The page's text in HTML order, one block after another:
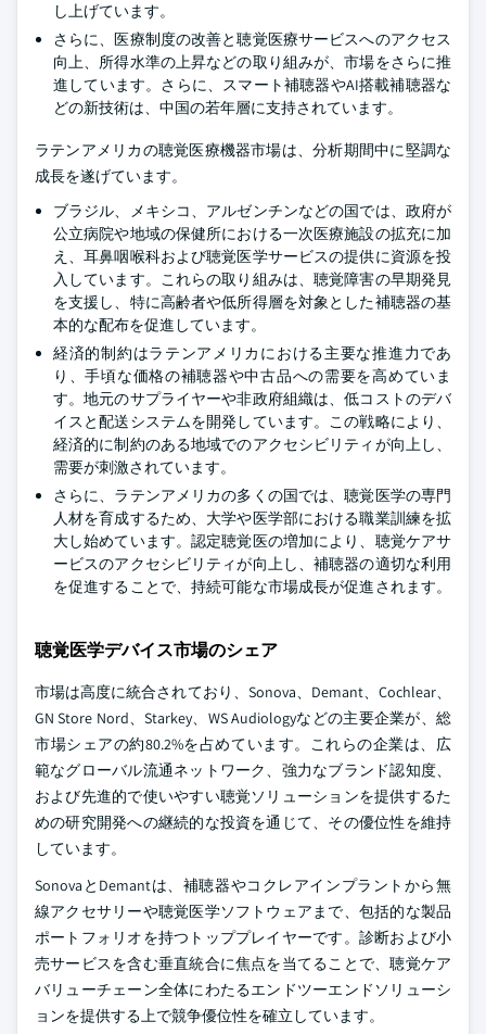
し上げています。
さらに、医療制度の改善と聴覚医療サービスへのアクセス
向上、所得水準の上昇などの取り組みが、市場をさらに推
進しています。さらに、スマート補聴器やAI搭載補聴器な
どの新技術は、中国の若年層に支持されています。
ラテンアメリカの聴覚医療機器市場は、分析期間中に堅調な
成長を遂げています。
ブラジル、メキシコ、アルゼンチンなどの国では、政府が
公立病院や地域の保健所における一次医療施設の拡充に加
え、耳鼻咽喉科および聴覚医学サービスの提供に資源を投
入しています。これらの取り組みは、聴覚障害の早期発見
を支援し、特に高齢者や低所得層を対象とした補聴器の基
本的な配布を促進しています。
経済的制約はラテンアメリカにおける主要な推進力であ
り、手頃な価格の補聴器や中古品への需要を高めていま
す。地元のサプライヤーや非政府組織は、低コストのデバ
イスと配送システムを開発しています。この戦略により、
経済的に制約のある地域でのアクセシビリティが向上し、
需要が刺激されています。
さらに、ラテンアメリカの多くの国では、聴覚医学の専門
人材を育成するため、大学や医学部における職業訓練を拡
大し始めています。認定聴覚医の増加により、聴覚ケアサ
ービスのアクセシビリティが向上し、補聴器の適切な利用
を促進することで、持続可能な市場成長が促進されます。
聴覚医学デバイス市場のシェア
市場は高度に統合されており、Sonova、Demant、Cochlear、
GN Store Nord、Starkey、WS Audiologyなどの主要企業が、総
市場シェアの約80.2%を占めています。これらの企業は、広
範なグローバル流通ネットワーク、強力なブランド認知度、
および先進的で使いやすい聴覚ソリューションを提供するた
めの研究開発への継続的な投資を通じて、その優位性を維持
しています。
SonovaとDemantは、補聴器やコクレアインプラントから無
線アクセサリーや聴覚医学ソフトウェアまで、包括的な製品
ポートフォリオを持つトッププレイヤーです。診断および小
売サービスを含む垂直統合に焦点を当てることで、聴覚ケア
バリューチェーン全体にわたるエンドツーエンドソリューシ
ョンを提供する上で競争優位性を確立しています。